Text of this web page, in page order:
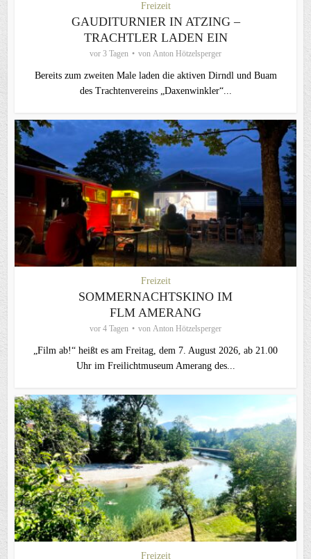
Freizeit
GAUDITURNIER IN ATZING –
TRACHTLER LADEN EIN
vor 3 Tagen von Anton Hötzelsperger
Bereits zum zweiten Male laden die aktiven Dirndl und Buam
des Trachtenvereins „Daxenwinkler“...
Freizeit
SOMMERNACHTSKINO IM
FLM AMERANG
vor 4 Tagen von Anton Hötzelsperger
„Film ab!“ heißt es am Freitag, dem 7. August 2026, ab 21.00
Uhr im Freilichtmuseum Amerang des...
Freizeit